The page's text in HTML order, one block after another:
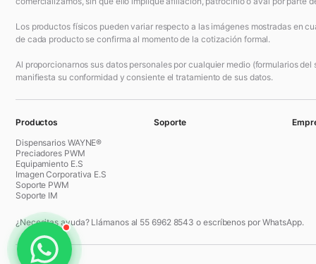
Los productos físicos pueden variar respecto a las imágenes mostradas en
de cada producto se confirma al momento de la cotización formal.
Al proporcionarnos sus datos personales por cualquier medio (formularios
manifiesta su conformidad y consiente el tratamiento de sus datos.
Productos
Dispensarios WAYNE®
Preciadores PWM
Equipamiento E.S
Imagen Corporativa E.S
Soporte PWM
Soporte IM
Soporte
¿Necesitas ayuda? Llámanos al 55 6962 8543 o escríbenos por WhatsApp.